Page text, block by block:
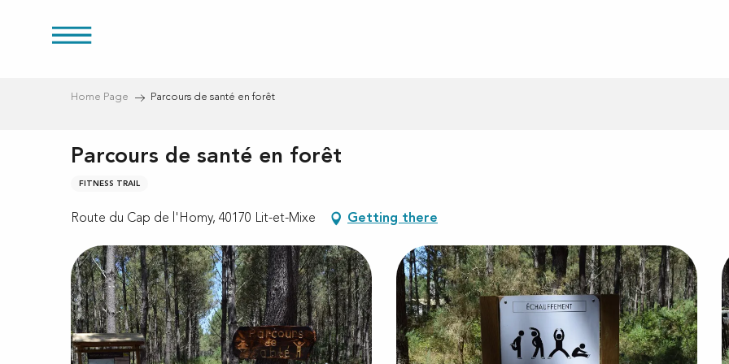
Home Page Parcours de santé en forêt
Parcours de santé en forêt
FITNESS TRAIL
Route du Cap de l'Homy, 40170 Lit-et-Mixe Getting there